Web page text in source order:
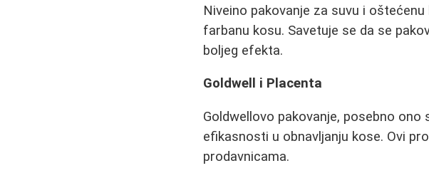
Niveino pakovanje za suvu i
farbanu kosu. Savetuje se da se
boljeg efekta.
Goldwell i Placenta
Goldwellovo pakovanje, posebno
efikasnosti u obnavljanju kose. Ovi
prodavnicama.